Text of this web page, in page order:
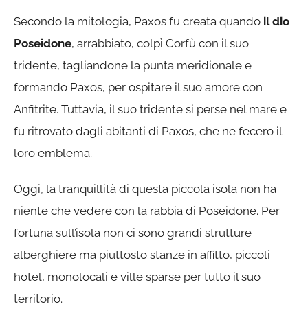
Secondo la mitologia, Paxos fu creata quando il dio
Poseidone, arrabbiato, colpì Corfù con il suo
tridente, tagliandone la punta meridionale e
formando Paxos, per ospitare il suo amore con
Anfitrite. Tuttavia, il suo tridente si perse nel mare e
fu ritrovato dagli abitanti di Paxos, che ne fecero il
loro emblema.
Oggi, la tranquillità di questa piccola isola non ha
niente che vedere con la rabbia di Poseidone. Per
fortuna sull’isola non ci sono grandi strutture
alberghiere ma piuttosto stanze in affitto, piccoli
hotel, monolocali e ville sparse per tutto il suo
territorio.